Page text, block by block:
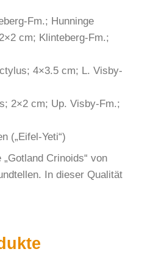
Fm.; Hunninge
cm; Klinteberg-Fm.;
4×3.5 cm; L. Visby-
2×2 cm; Up. Visby-Fm.;
(„Eifel-Yeti“)
Crinoids“ von
In dieser Qualität